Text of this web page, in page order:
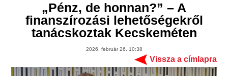
„Pénz, de honnan?” – A
finanszírozási lehetőségekről
tanácskoztak Kecskeméten
2026. február 26. 10:38
Vissza a címlapra